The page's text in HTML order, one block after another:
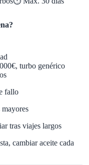
turbo genérico
fallo
tras viajes largos
cambiar aceite cada